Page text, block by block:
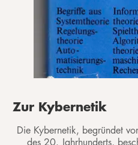
Zur Kybernetik
Die Kybernetik, begründet